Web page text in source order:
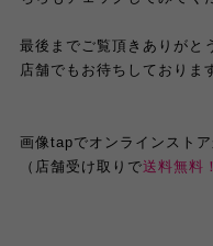
最後までご覧頂きありがと
店舗でもお待ちしておりま
画像tapでオンラインスト
（店舗受け取りで送料無料！